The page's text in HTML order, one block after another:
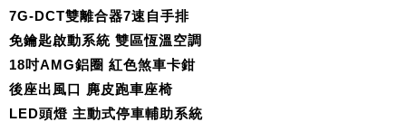
7G-DCT雙離合器7速自手排
免鑰匙啟動系統 雙區恆溫空調
18吋AMG鋁圈 紅色煞車卡鉗
後座出風口 麂皮跑車座椅
LED頭燈 主動式停車輔助系統